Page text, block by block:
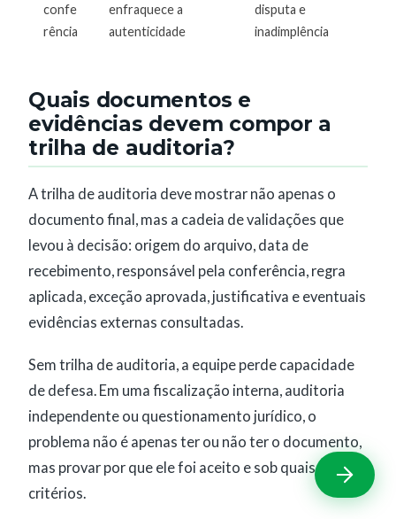
confe
rência
enfraquece a
autenticidade
disputa e
inadimplência
Quais documentos e
evidências devem compor a
trilha de auditoria?
A trilha de auditoria deve mostrar não apenas o
documento final, mas a cadeia de validações que
levou à decisão: origem do arquivo, data de
recebimento, responsável pela conferência, regra
aplicada, exceção aprovada, justificativa e eventuais
evidências externas consultadas.
Sem trilha de auditoria, a equipe perde capacidade
de defesa. Em uma fiscalização interna, auditoria
independente ou questionamento jurídico, o
problema não é apenas ter ou não ter o documento,
mas provar por que ele foi aceito e sob quais
critérios.